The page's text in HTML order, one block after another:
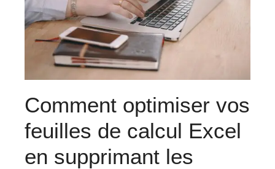
Comment optimiser vos
feuilles de calcul Excel
en supprimant les